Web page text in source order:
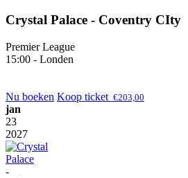
Crystal Palace - Coventry CIty
Premier League
15:00 - Londen
Nu boeken Koop ticket €203,00
jan
23
2027
-